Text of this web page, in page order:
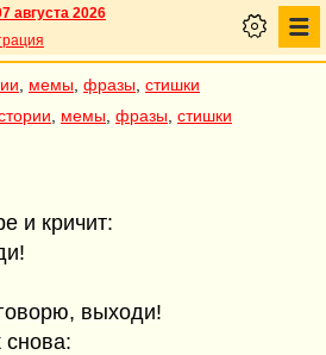
августа 2026
мемы фразы стишки
мемы фразы стишки
и кричит:
выходи!